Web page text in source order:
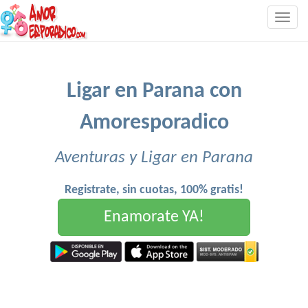
Ligar en Parana con
Amoresporadico
Aventuras y Ligar en Parana
Registrate, sin cuotas, 100% gratis!
Enamorate YA!